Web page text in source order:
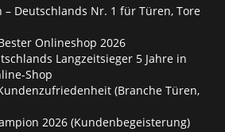
– Deutschlands Nr. 1 für Türen, Tore
Onlineshop 2026
Langzeitsieger 5 Jahre in
Shop
(Branche Türen,
2026 (Kundenbegeisterung)